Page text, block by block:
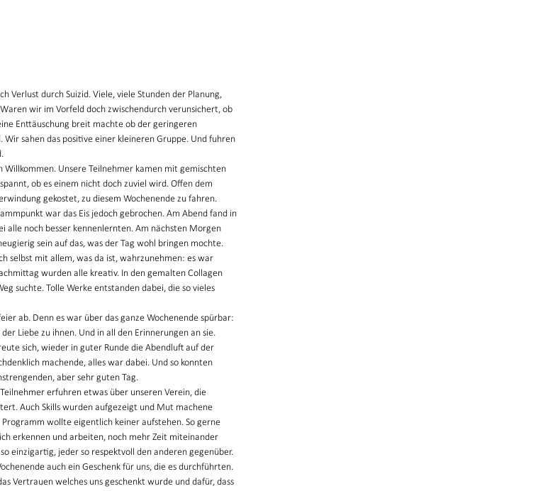
Verlust durch Suizid. Viele, viele Stunden der Planung,
wir im Vorfeld doch zwischendurch verunsichert, ob
Enttäuschung breit machte ob der geringeren
sahen das positive einer kleineren Gruppe. Und fuhren
Unsere Teilnehmer kamen mit gemischten
ob es einem nicht doch zuviel wird. Offen dem
gekostet, zu diesem Wochenende zu fahren.
war das Eis jedoch gebrochen. Am Abend fand in
alle noch besser kennenlernten. Am nächsten Morgen
sein auf das, was der Tag wohl bringen mochte.
selbst mit allem, was da ist, wahrzunehmen: es war
wurden alle kreativ. In den gemalten Collagen
suchte. Tolle Werke entstanden dabei, die so vieles
ab. Denn es war über das ganze Wochenende spürbar:
Liebe zu ihnen. Und in all den Erinnerungen an sie.
sich, wieder in guter Runde die Abendluft auf der
machende, alles war dabei. Und so konnten
aber sehr guten Tag.
erfuhren etwas über unseren Verein, die
Auch Skills wurden aufgezeigt und Mut machene
wollte eigentlich keiner aufstehen. So gerne
erkennen und arbeiten, noch mehr Zeit miteinander
einzigartig, jeder so respektvoll den anderen gegenüber.
auch ein Geschenk für uns, die es durchführten.
Vertrauen welches uns geschenkt wurde und dafür, dass